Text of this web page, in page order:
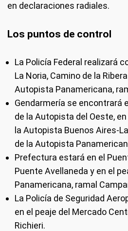
en declaraciones radiales.
Los puntos de control
La Policía Federal realizará
La Noria, Camino de la
Autopista Panamericana,
Gendarmería se encontrará
de la Autopista del Oeste,
la Autopista Buenos Aires-
de la Autopista
Prefectura estará en el
Puente Avellaneda y en el
Panamericana, ramal
La Policía de Seguridad
en el peaje del Mercado
Richieri.